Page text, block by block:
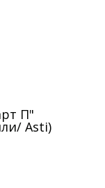
П"
Asti)